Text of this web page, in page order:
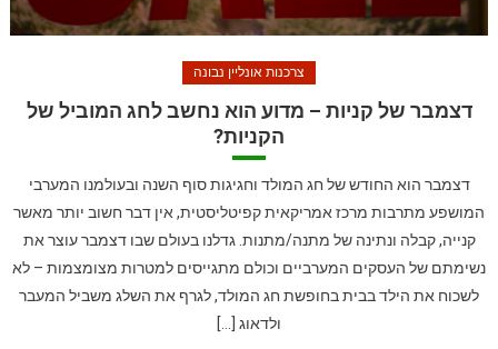
צרכנות אונליין נבונה
דצמבר של קניות – מדוע הוא נחשב לחג המוביל של
הקניות?
דצמבר הוא החודש של חג המולד וחגיגות סוף השנה ובעולמנו המערבי
המושפע מתרבות מרכז אמריקאית קפיטליסטית, אין דבר חשוב יותר מאשר
קנייה, קבלה ונתינה של מתנה/מתנות. גדלנו בעולם שבו דצמבר עוצר את
נשימתם של העסקים המערביים וכולם מתגייסים למטרות מצומצמות – לא
לשכוח את הילד בבית בחופשת חג המולד, לגרף את השלג משביל המעבר
ולדאוג […]